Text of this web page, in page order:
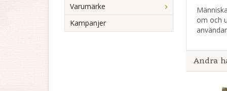
Varumärke
Kampanjer
om och
Andra